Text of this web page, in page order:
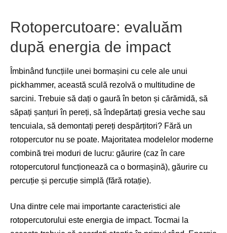
Rotopercutoare: evaluăm
după energia de impact
Îmbinând funcțiile unei bormașini cu cele ale unui
pickhammer, această sculă rezolvă o multitudine de
sarcini. Trebuie să dați o gaură în beton și cărămidă, să
săpați șanțuri în pereți, să îndepărtați gresia veche sau
tencuiala, să demontați pereți despărțitori? Fără un
rotopercutor nu se poate. Majoritatea modelelor moderne
combină trei moduri de lucru: găurire (caz în care
rotopercutorul funcționează ca o bormașină), găurire cu
percuție și percuție simplă (fără rotație).
Una dintre cele mai importante caracteristici ale
rotopercutorului este energia de impact. Tocmai la